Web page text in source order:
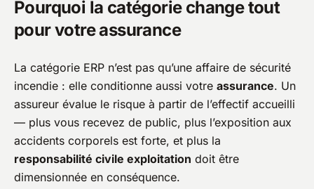
Pourquoi la catégorie change tout
pour votre assurance
La catégorie ERP n’est pas qu’une affaire de sécurité
incendie : elle conditionne aussi votre assurance. Un
assureur évalue le risque à partir de l’effectif accueilli
— plus vous recevez de public, plus l’exposition aux
accidents corporels est forte, et plus la
responsabilité civile exploitation doit être
dimensionnée en conséquence.